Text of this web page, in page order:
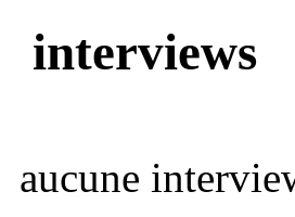
interviews
aucune